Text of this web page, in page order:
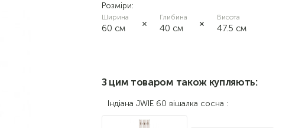
Розміри:
Ширина
60 см
Глибина
40 см
Висота
47.5 см
З цим товаром також купляють:
Індіана JWIE 60 вішалка сосна :